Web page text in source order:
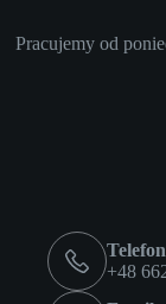
Pracujemy od
+48